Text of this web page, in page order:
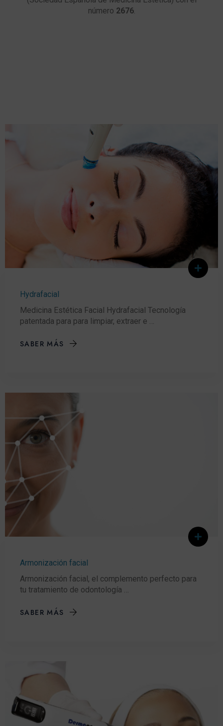
número 2676.
Hydrafacial
Medicina Estética Facial Hydrafacial Tecnología
patentada para para limpiar, extraer e …
SABER MÁS
Armonización facial
Armonización facial, el complemento perfecto para
tu tratamiento de odontología …
SABER MÁS